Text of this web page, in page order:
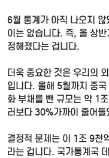
6월 통계가 아직 나오지
이는 없습니다. 즉, 올 상
정해졌다는 겁니다.
더욱 중요한 것은 우리의
입니다. 올해 5월까지 중
화 부채를 뺀 규모는 약 1
러보다 30%가까이 줄어들
결정적 문제는 이 1조 9천
라는 겁니다. 국가통계국